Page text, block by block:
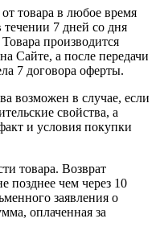
товара в любое время
течении 7 дней со дня
производится
Сайте, а после передачи
7 договора оферты.
возможен в случае, если
свойства, а
и условия покупки
товара. Возврат
позднее чем через 10
заявления о
оплаченная за